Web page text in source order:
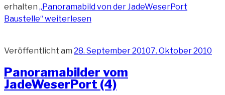
erhalten „Panoramabild von der JadeWeserPort
Baustelle“weiterlesen
Veröffentlicht am 28. September 20107. Oktober 2010
Panoramabilder vom
JadeWeserPort (4)